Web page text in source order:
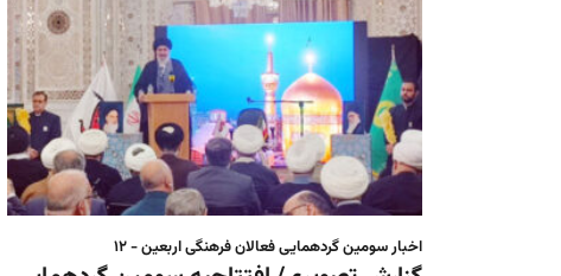
اخبار سومین گردهمایی فعالان فرهنگی اربعین - ۱۲